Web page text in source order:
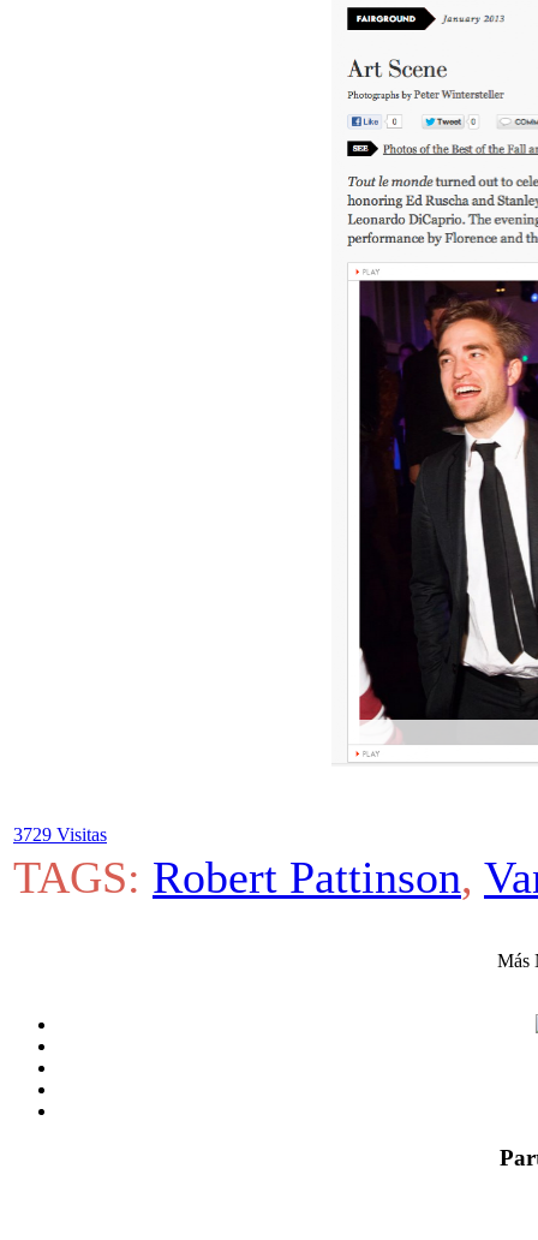
3729 Visitas
TAGS: Robert Pattinson,
Más